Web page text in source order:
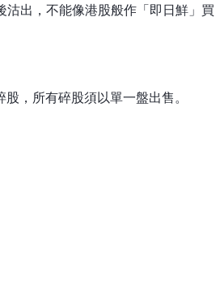
出，不能像港股般作「即日鮮」買
，所有碎股須以單一盤出售。